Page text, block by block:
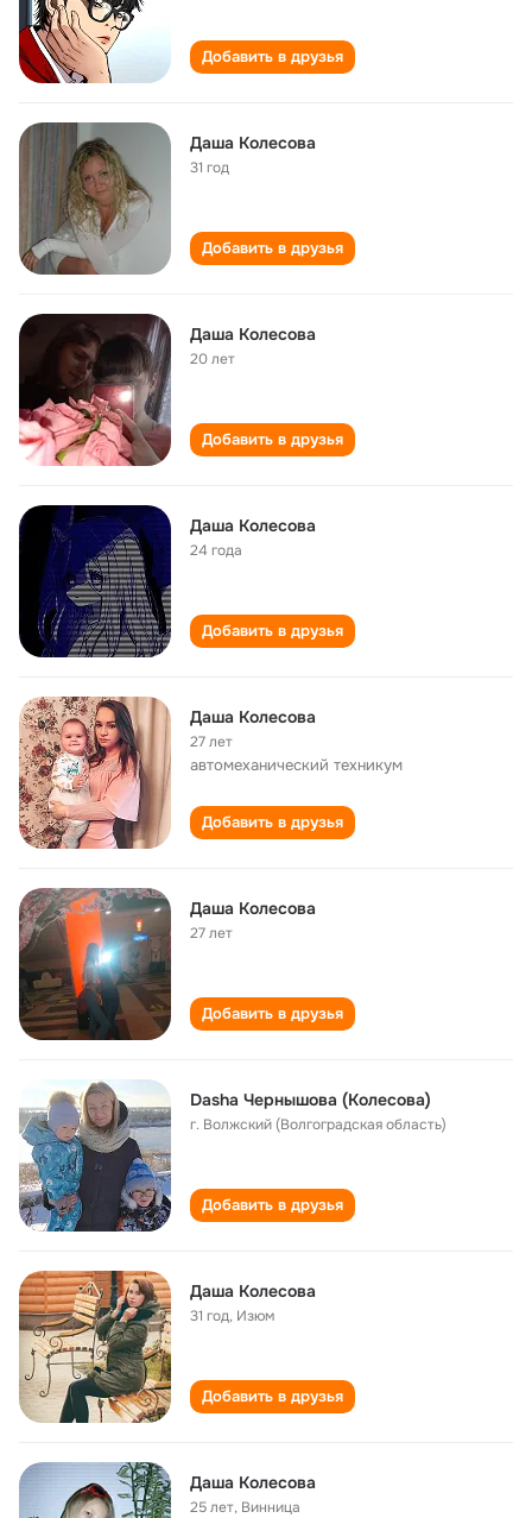
Добавить в друзья
Даша Колесова
31 год
Добавить в друзья
Даша Колесова
20 лет
Добавить в друзья
Даша Колесова
24 года
Добавить в друзья
Даша Колесова
27 лет
автомеханический техникум
Добавить в друзья
Даша Колесова
27 лет
Добавить в друзья
Dasha Чернышова (Колесова)
г. Волжский (Волгоградская область)
Добавить в друзья
Даша Колесова
31 год, Изюм
Добавить в друзья
Даша Колесова
25 лет, Винница